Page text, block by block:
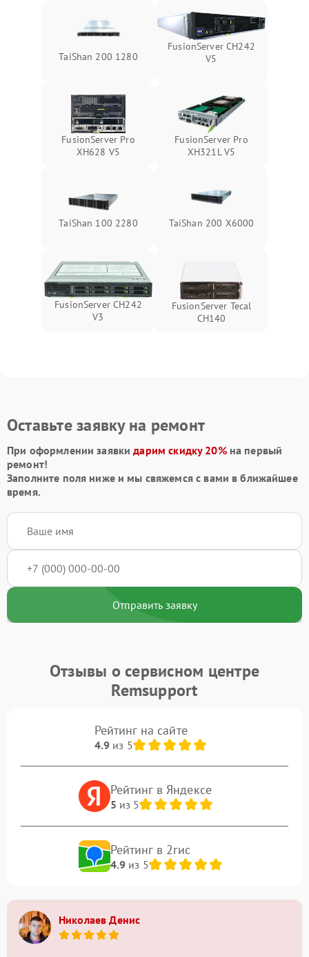
TaiShan 200 1280
FusionServer CH242
V5
FusionServer Pro
XH628 V5
FusionServer Pro
XH321L V5
TaiShan 100 2280 TaiShan 200 X6000
FusionServer CH242
V3
FusionServer Tecal
CH140
Оставьте заявку на ремонт
При оформлении заявкидарим скидку 20%на первый
ремонт!
Заполните поля ниже и мы свяжемся с вами в ближайшее
время.
Отправить заявку
Отзывы о сервисном центре
Remsupport
Рейтинг на сайте
4.9из 5
Рейтинг в Яндексе
5 из 5
Рейтинг в 2гис
4.9из 5
Николаев Денис